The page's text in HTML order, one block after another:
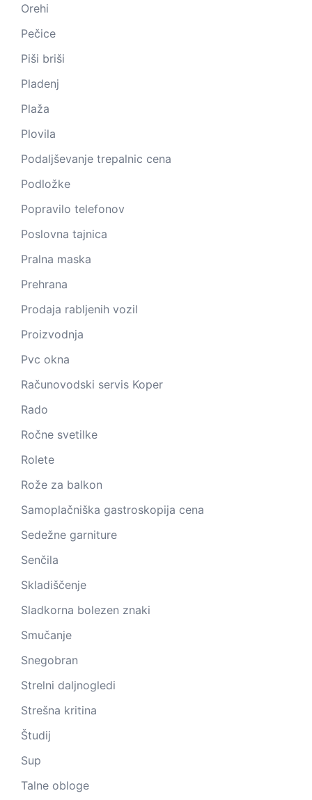
Orehi
Pečice
Piši briši
Pladenj
Plaža
Plovila
Podaljševanje trepalnic cena
Podložke
Popravilo telefonov
Poslovna tajnica
Pralna maska
Prehrana
Prodaja rabljenih vozil
Proizvodnja
Pvc okna
Računovodski servis Koper
Rado
Ročne svetilke
Rolete
Rože za balkon
Samoplačniška gastroskopija cena
Sedežne garniture
Senčila
Skladiščenje
Sladkorna bolezen znaki
Smučanje
Snegobran
Strelni daljnogledi
Strešna kritina
Študij
Sup
Talne obloge